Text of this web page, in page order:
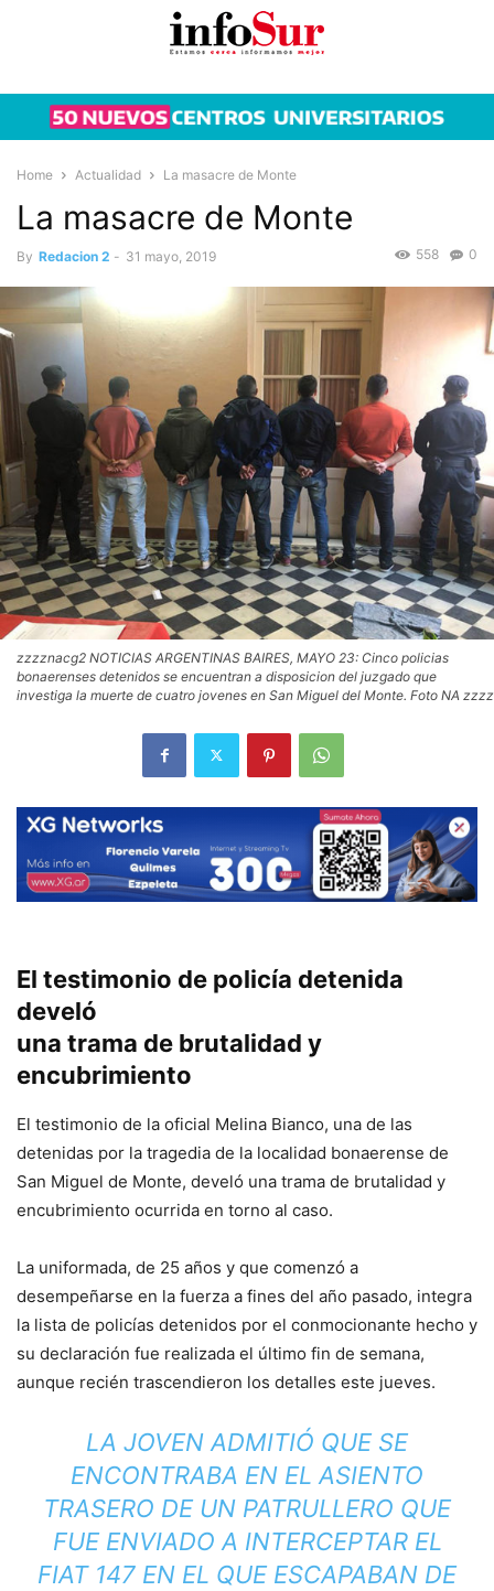
Home Actualidad La masacre de Monte
La masacre de Monte
By Redacion 2 - 31 mayo, 2019 0
558
zzzznacg2 NOTICIAS ARGENTINAS BAIRES, MAYO 23: Cinco policias
bonaerenses detenidos se encuentran a disposicion del juzgado que
investiga la muerte de cuatro jovenes en San Miguel del Monte. Foto NA zzzz
El testimonio de policía detenida
develó
una trama de brutalidad y
encubrimiento
El testimonio de la oficial Melina Bianco, una de las
detenidas por la tragedia de la localidad bonaerense de
San Miguel de Monte, develó una trama de brutalidad y
encubrimiento ocurrida en torno al caso.
La uniformada, de 25 años y que comenzó a
desempeñarse en la fuerza a fines del año pasado, integra
la lista de policías detenidos por el conmocionante hecho y
su declaración fue realizada el último fin de semana,
aunque recién trascendieron los detalles este jueves.
LA JOVEN ADMITIÓ QUE SE
ENCONTRABA EN EL ASIENTO
TRASERO DE UN PATRULLERO QUE
FUE ENVIADO A INTERCEPTAR EL
FIAT 147 EN EL QUE ESCAPABAN DE